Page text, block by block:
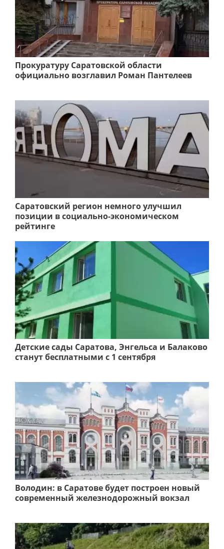
Прокуратуру Саратовской области
официально возглавил Роман Пантелеев
Саратовский регион немного улучшил
позиции в социально-экономическом
рейтинге
Детские сады Саратова, Энгельса и Балаково
станут бесплатными с 1 сентября
Володин: в Саратове будет построен новый
современный железнодорожный вокзал